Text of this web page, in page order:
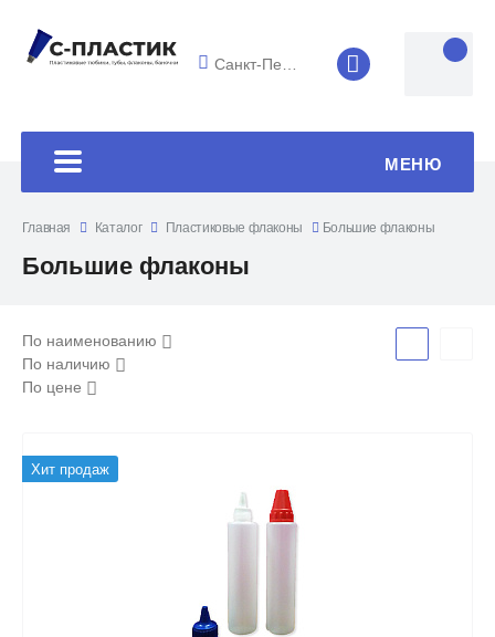
Санкт-Петербург 8 (4852) 33-
МЕНЮ
Главная Каталог Пластиковые флаконы Большие флаконы
Большие флаконы
По наименованию
По наличию
По цене
Хит продаж